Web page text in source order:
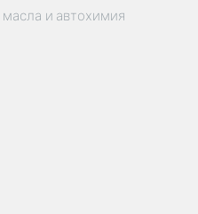
и автохимия